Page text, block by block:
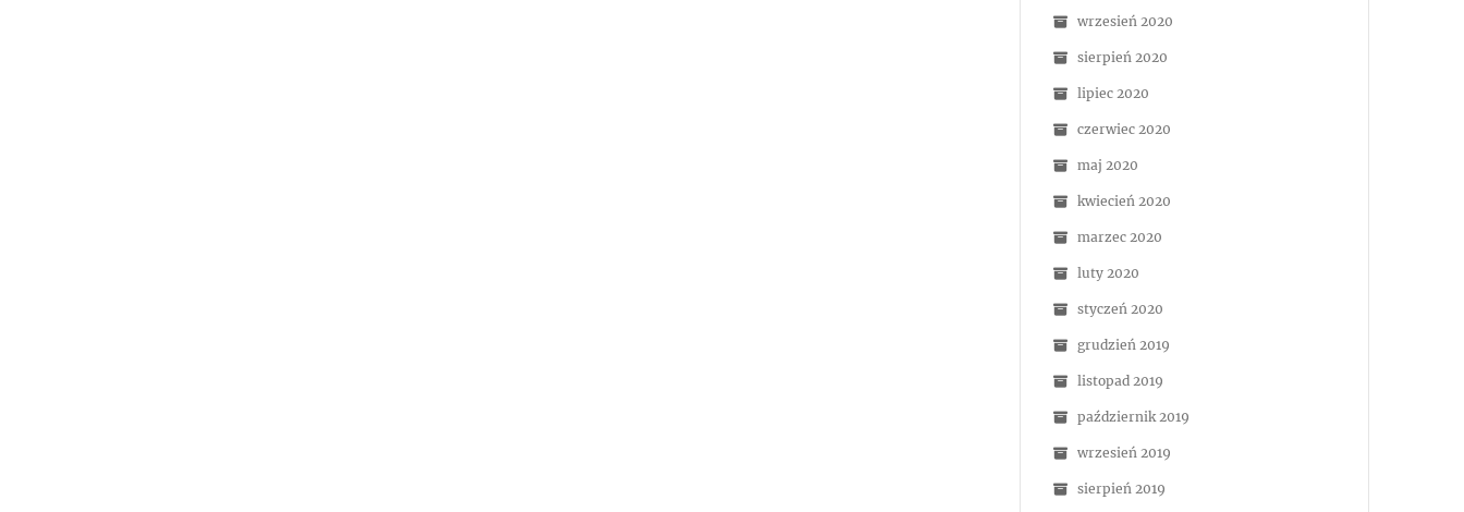
wrzesień 2020
sierpień 2020
lipiec 2020
czerwiec 2020
maj 2020
kwiecień 2020
marzec 2020
luty 2020
styczeń 2020
grudzień 2019
listopad 2019
październik 2019
wrzesień 2019
sierpień 2019